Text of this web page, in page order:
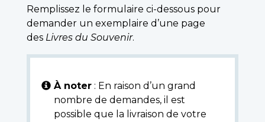
Remplissez le formulaire ci-dessous pour
demander un exemplaire d’une page
des Livres du Souvenir.
À noter : En raison d’un grand
nombre de demandes, il est
possible que la livraison de votre